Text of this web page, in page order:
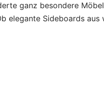
ganz besondere
elegante Sideboards